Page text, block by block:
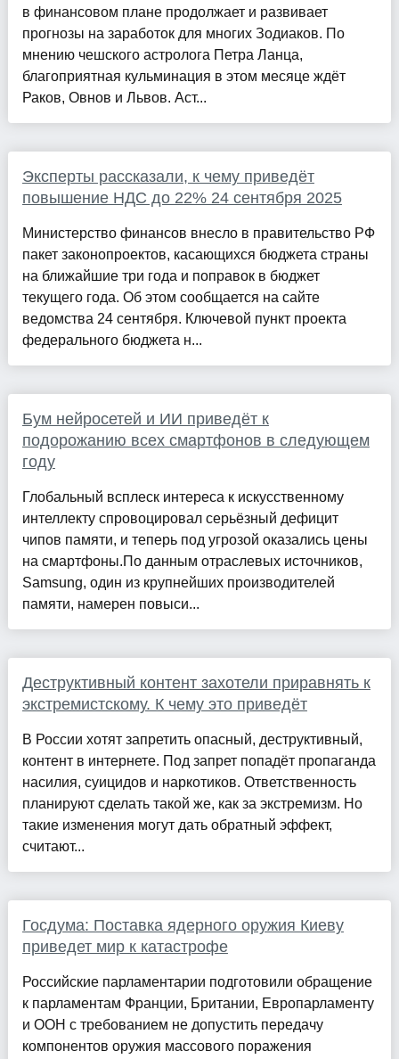
в финансовом плане продолжает и развивает
прогнозы на заработок для многих Зодиаков. По
мнению чешского астролога Петра Ланца,
благоприятная кульминация в этом месяце ждёт
Раков, Овнов и Львов. Аст...
Эксперты рассказали, к чему приведёт
повышение НДС до 22% 24 сентября 2025
Министерство финансов внесло в правительство РФ
пакет законопроектов, касающихся бюджета страны
на ближайшие три года и поправок в бюджет
текущего года. Об этом сообщается на сайте
ведомства 24 сентября. Ключевой пункт проекта
федерального бюджета н...
Бум нейросетей и ИИ приведёт к
подорожанию всех смартфонов в следующем
году
Глобальный всплеск интереса к искусственному
интеллекту спровоцировал серьёзный дефицит
чипов памяти, и теперь под угрозой оказались цены
на смартфоны.По данным отраслевых источников,
Samsung, один из крупнейших производителей
памяти, намерен повыси...
Деструктивный контент захотели приравнять к
экстремистскому. К чему это приведёт
В России хотят запретить опасный, деструктивный,
контент в интернете. Под запрет попадёт пропаганда
насилия, суицидов и наркотиков. Ответственность
планируют сделать такой же, как за экстремизм. Но
такие изменения могут дать обратный эффект,
считают...
Госдума: Поставка ядерного оружия Киеву
приведет мир к катастрофе
Российские парламентарии подготовили обращение
к парламентам Франции, Британии, Европарламенту
и ООН с требованием не допустить передачу
компонентов оружия массового поражения